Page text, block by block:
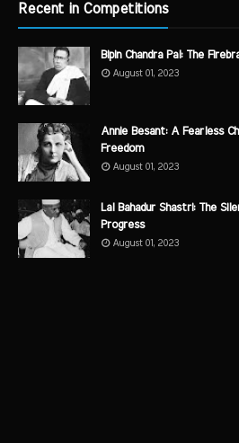
Recent in Competitions
Bipin Chandra Pal: The
August 01, 2023
Annie Besant: A Fearless
Freedom
August 01, 2023
Lal Bahadur Shastri: The
Progress
August 01, 2023